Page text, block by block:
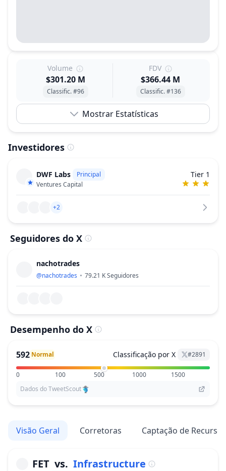
Volume
$301.20 M
Classific. #96
FDV
$366.44 M
Classific. #136
Mostrar Estatísticas
Investidores
DWF Labs
Principal
Ventures Capital
Tier 1
+2
Seguidores do X
nachotrades
@nachotrades 79.21 KSeguidores
Desempenho do X
592 Normal Classificação por X #2891
0 100 500 1000
1500
Dados do TweetScout
Visão Geral Corretoras Captação de Recursos
FET vs. Infrastructure